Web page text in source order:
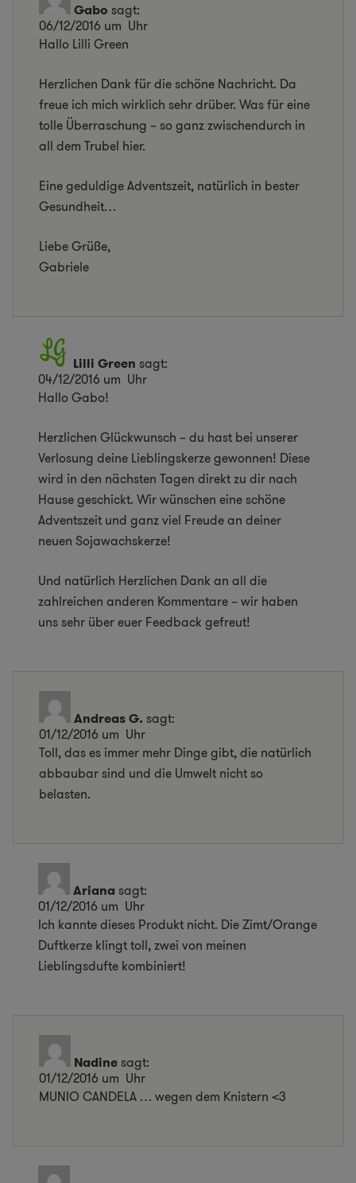
Gabo sagt:
06/12/2016 um Uhr
Hallo Lilli Green
Herzlichen Dank für die schöne Nachricht. Da
freue ich mich wirklich sehr drüber. Was für eine
tolle Überraschung – so ganz zwischendurch in
all dem Trubel hier.
Eine geduldige Adventszeit, natürlich in bester
Gesundheit…
Liebe Grüße,
Gabriele
Lilli Green sagt:
04/12/2016 um Uhr
Hallo Gabo!
Herzlichen Glückwunsch – du hast bei unserer
Verlosung deine Lieblingskerze gewonnen! Diese
wird in den nächsten Tagen direkt zu dir nach
Hause geschickt. Wir wünschen eine schöne
Adventszeit und ganz viel Freude an deiner
neuen Sojawachskerze!
Und natürlich Herzlichen Dank an all die
zahlreichen anderen Kommentare – wir haben
uns sehr über euer Feedback gefreut!
Andreas G. sagt:
01/12/2016 um Uhr
Toll, das es immer mehr Dinge gibt, die natürlich
abbaubar sind und die Umwelt nicht so
belasten.
Ariana sagt:
01/12/2016 um Uhr
Ich kannte dieses Produkt nicht. Die Zimt/Orange
Duftkerze klingt toll, zwei von meinen
Lieblingsdufte kombiniert!
Nadinesagt:
01/12/2016 um Uhr
MUNIO CANDELA … wegen dem Knistern <3